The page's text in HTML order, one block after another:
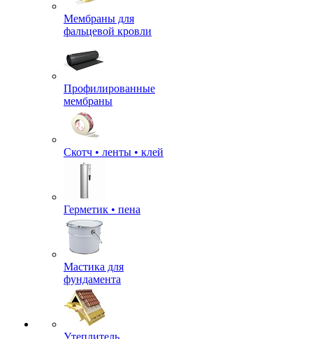
Мембраны для
фальцевой кровли
Профилированные
мембраны
Скотч • ленты • клей
Герметик • пена
Мастика для
фундамента
Утеплитель